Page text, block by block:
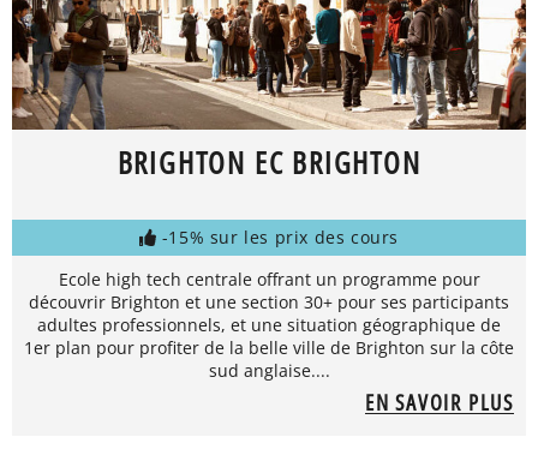
BRIGHTON EC BRIGHTON
-15% sur les prix des cours
Ecole high tech centrale offrant un programme pour
découvrir Brighton et une section 30+ pour ses participants
adultes professionnels, et une situation géographique de
1er plan pour profiter de la belle ville de Brighton sur la côte
sud anglaise....
EN SAVOIR PLUS